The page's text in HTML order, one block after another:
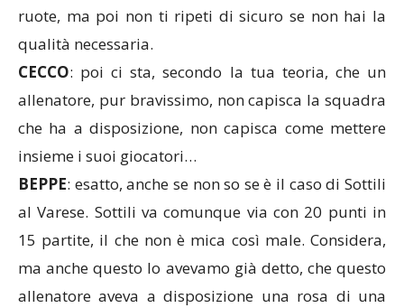
ruote, ma poi non ti ripeti di sicuro se non hai la
qualità necessaria.
CECCO: poi ci sta, secondo la tua teoria, che un
allenatore, pur bravissimo, non capisca la squadra
che ha a disposizione, non capisca come mettere
insieme i suoi giocatori…
BEPPE: esatto, anche se non so se è il caso di Sottili
al Varese. Sottili va comunque via con 20 punti in
15 partite, il che non è mica così male. Considera,
ma anche questo lo avevamo già detto, che questo
allenatore aveva a disposizione una rosa di una